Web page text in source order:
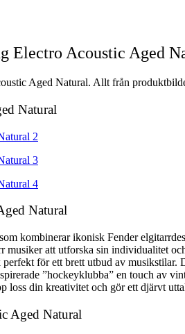
Electro Acoustic Aged
Aged Natural. Allt från
Natural
Natural
kombinerar ikonisk Fender
att utforska sin individualitet
för ett brett utbud av
”hockeyklubba” en touch av
loss din kreativitet och gör ett djärvt
Aged Natural